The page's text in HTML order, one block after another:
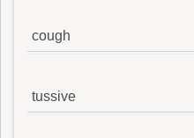
cough
tussive